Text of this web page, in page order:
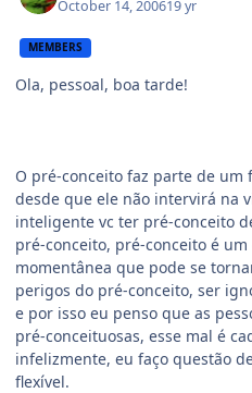
October 14, 200619 yr
MEMBERS
Ola, pessoal, boa tarde!
O pré-conceito faz parte de um
desde que ele não intervirá na
inteligente vc ter pré-conceito
pré-conceito, pré-conceito é
momentânea que pode se
perigos do pré-conceito, ser
e por isso eu penso que as
pré-conceituosas, esse mal é
infelizmente, eu faço questão
flexível.